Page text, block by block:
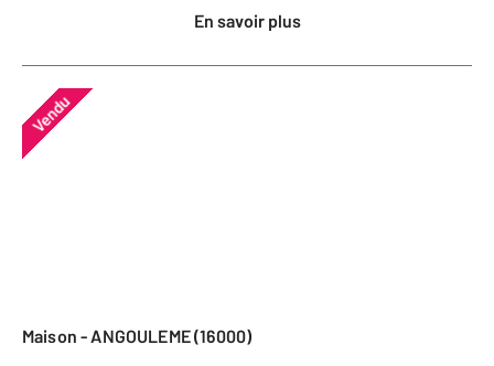
En savoir plus
Vendu
Maison - ANGOULEME (16000)